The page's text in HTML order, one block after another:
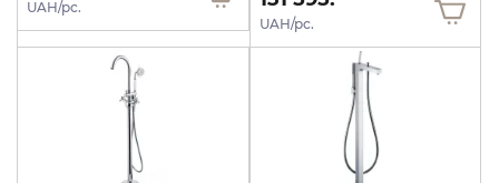
UAH/pc.
UAH/pc.